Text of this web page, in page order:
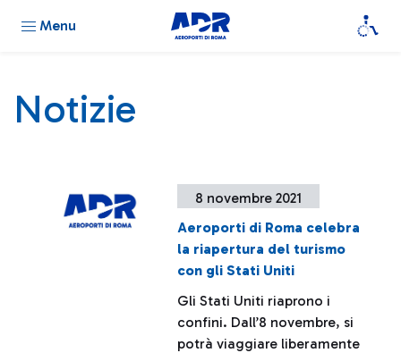
Menu
Notizie
8 novembre 2021
Aeroporti di Roma celebra
la riapertura del turismo
con gli Stati Uniti
Gli Stati Uniti riaprono i
confini. Dall’8 novembre, si
potrà viaggiare liberamente